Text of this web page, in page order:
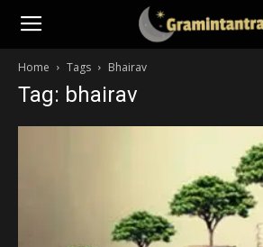
Home Tags Bhairav
Tag: bhairav